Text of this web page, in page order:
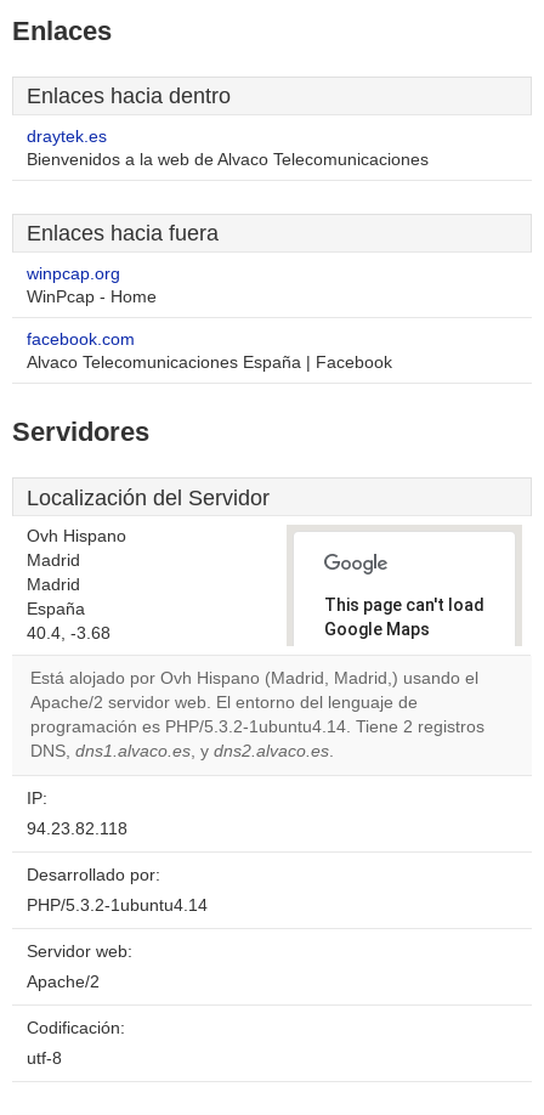
Enlaces
Enlaces hacia dentro
draytek.es
Bienvenidos a la web de Alvaco Telecomunicaciones
Enlaces hacia fuera
winpcap.org
WinPcap - Home
facebook.com
Alvaco Telecomunicaciones España | Facebook
Servidores
Localización del Servidor
Ovh Hispano
Madrid
Madrid
España
40.4, -3.68
This page can't load
Google Maps
correctly.
Do you
own this
OK
Está alojado por Ovh Hispano (Madrid, Madrid,) usando el
Apache/2 servidor web. El entorno del lenguaje de
programación es PHP/5.3.2-1ubuntu4.14. Tiene 2 registros
DNS, dns1.alvaco.es, y dns2.alvaco.es.
IP:
94.23.82.118
Desarrollado por:
PHP/5.3.2-1ubuntu4.14
Servidor web:
Apache/2
Codificación:
utf-8